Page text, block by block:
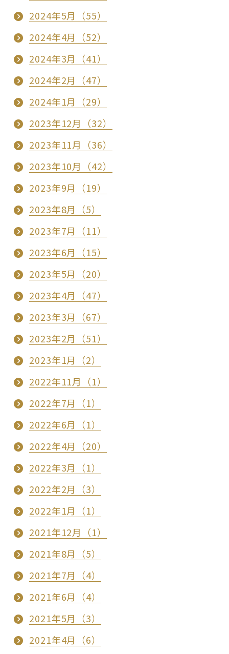
2024年5月（55）
2024年4月（52）
2024年3月（41）
2024年2月（47）
2024年1月（29）
2023年12月（32）
2023年11月（36）
2023年10月（42）
2023年9月（19）
2023年8月（5）
2023年7月（11）
2023年6月（15）
2023年5月（20）
2023年4月（47）
2023年3月（67）
2023年2月（51）
2023年1月（2）
2022年11月（1）
2022年7月（1）
2022年6月（1）
2022年4月（20）
2022年3月（1）
2022年2月（3）
2022年1月（1）
2021年12月（1）
2021年8月（5）
2021年7月（4）
2021年6月（4）
2021年5月（3）
2021年4月（6）